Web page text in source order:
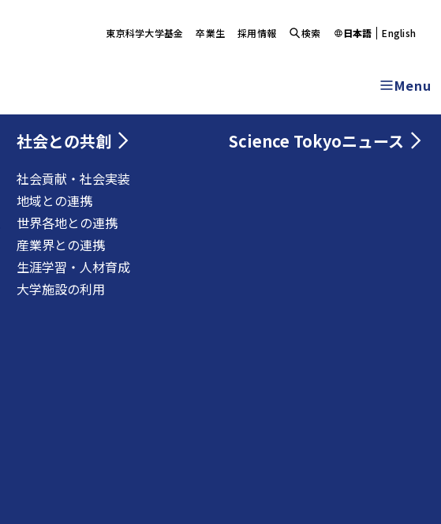
Menu
社会との共創
社会貢献・社会実装
地域との連携
世界各地との連携
産業界との連携
生涯学習・人材育成
大学施設の利用
Science Tokyoニュース
東京科学大学基金 卒業生 採用情報 検索 日本語 English